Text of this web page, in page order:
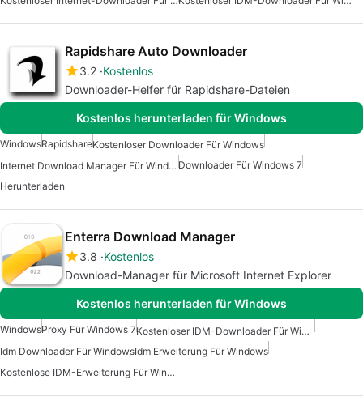
Rapidshare Auto Downloader
3.2 Kostenlos
Downloader-Helfer für Rapidshare-Dateien
Kostenlos herunterladen für Windows
WindowsRapidshareKostenloser Downloader Für Windows
Internet Download Manager Für Windows 7 Downloader Für Windows 7
Herunterladen
Enterra Download Manager
3.8 Kostenlos
Download-Manager für Microsoft Internet Explorer
Kostenlos herunterladen für Windows
WindowsProxy Für Windows 7
Kostenloser IDM-Downloader Für Windows
Idm Downloader Für WindowsIdm Erweiterung Für Windows
Kostenlose IDM-Erweiterung Für Windows